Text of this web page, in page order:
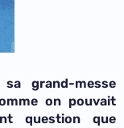
grand-messe
on pouvait
question que